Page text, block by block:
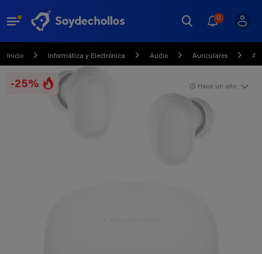
0
Inicio Informática y Electrónica Audio Auriculares
-25% Hace un año